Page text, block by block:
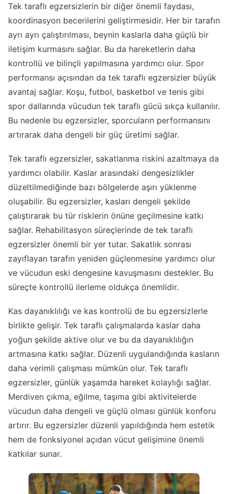
Tek taraflı egzersizlerin bir diğer önemli faydası,
koordinasyon becerilerini geliştirmesidir. Her bir tarafın
ayrı ayrı çalıştırılması, beynin kaslarla daha güçlü bir
iletişim kurmasını sağlar. Bu da hareketlerin daha
kontrollü ve bilinçli yapılmasına yardımcı olur. Spor
performansı açısından da tek taraflı egzersizler büyük
avantaj sağlar. Koşu, futbol, basketbol ve tenis gibi
spor dallarında vücudun tek taraflı gücü sıkça kullanılır.
Bu nedenle bu egzersizler, sporcuların performansını
artırarak daha dengeli bir güç üretimi sağlar.
Tek taraflı egzersizler, sakatlanma riskini azaltmaya da
yardımcı olabilir. Kaslar arasındaki dengesizlikler
düzeltilmediğinde bazı bölgelerde aşırı yüklenme
oluşabilir. Bu egzersizler, kasları dengeli şekilde
çalıştırarak bu tür risklerin önüne geçilmesine katkı
sağlar. Rehabilitasyon süreçlerinde de tek taraflı
egzersizler önemli bir yer tutar. Sakatlık sonrası
zayıflayan tarafın yeniden güçlenmesine yardımcı olur
ve vücudun eski dengesine kavuşmasını destekler. Bu
süreçte kontrollü ilerleme oldukça önemlidir.
Kas dayanıklılığı ve kas kontrolü de bu egzersizlerle
birlikte gelişir. Tek taraflı çalışmalarda kaslar daha
yoğun şekilde aktive olur ve bu da dayanıklılığın
artmasına katkı sağlar. Düzenli uygulandığında kasların
daha verimli çalışması mümkün olur. Tek taraflı
egzersizler, günlük yaşamda hareket kolaylığı sağlar.
Merdiven çıkma, eğilme, taşıma gibi aktivitelerde
vücudun daha dengeli ve güçlü olması günlük konforu
artırır. Bu egzersizler düzenli yapıldığında hem estetik
hem de fonksiyonel açıdan vücut gelişimine önemli
katkılar sunar.